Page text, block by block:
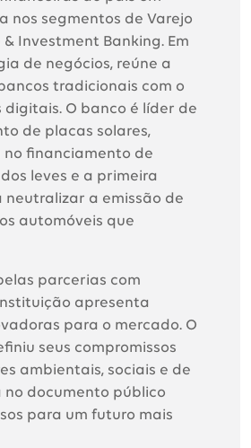
nos segmentos de Varejo
Investment Banking. Em
de negócios, reúne a
tradicionais com o
digitais. O banco é líder de
de placas solares,
no financiamento de
leves e a primeira
neutralizar a emissão de
automóveis que
parcerias com
apresenta
para o mercado. O
seus compromissos
ambientais, sociais e de
no documento público
para um futuro mais